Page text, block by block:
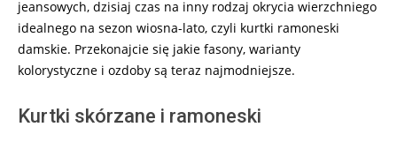
jeansowych, dzisiaj czas na inny rodzaj okrycia wierzchniego
idealnego na sezon wiosna-lato, czyli kurtki ramoneski
damskie. Przekonajcie się jakie fasony, warianty
kolorystyczne i ozdoby są teraz najmodniejsze.
Kurtki skórzane i ramoneski